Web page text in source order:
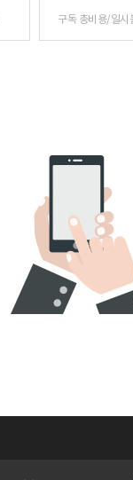
구독 총비용/일시